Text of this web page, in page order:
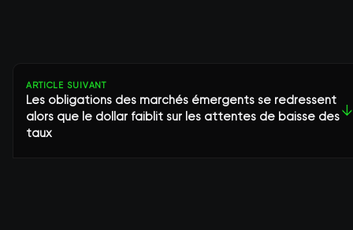
ARTICLE SUIVANT
Les obligations des marchés émergents se redressent
alors que le dollar faiblit sur les attentes de baisse des
taux
↓